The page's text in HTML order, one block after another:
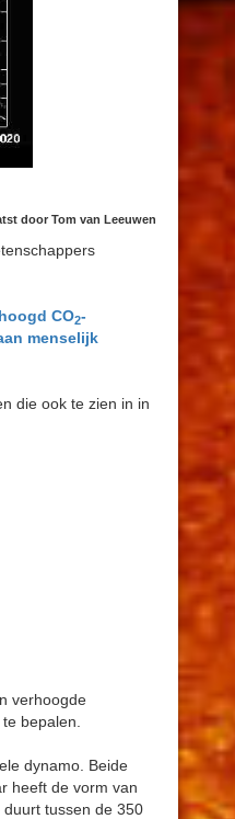
door Tom van Leeuwen
CO2-
menselijk
die ook te zien in in
verhoogde
bepalen.
dynamo. Beide
heeft de vorm van
tussen de 350